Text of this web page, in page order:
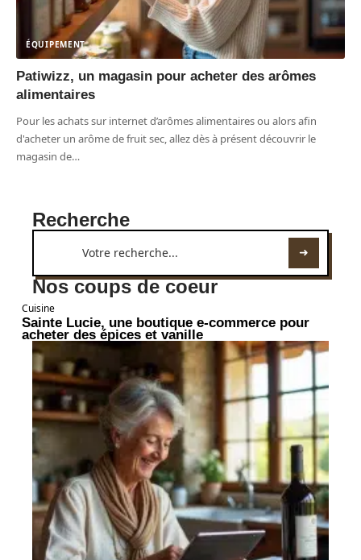
ÉQUIPEMENT
Patiwizz, un magasin pour acheter des arômes
alimentaires
Pour les achats sur internet d’arômes alimentaires ou alors afin
d'acheter un arôme de fruit sec, allez dès à présent découvrir le
magasin de…
Recherche
Nos coups de coeur
Cuisine
Sainte Lucie, une boutique e-commerce pour
acheter des épices et vanille